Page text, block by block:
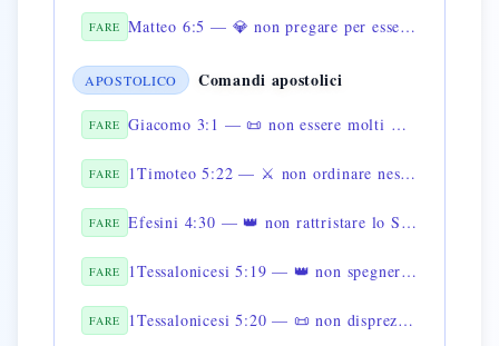
FARE Matteo 6:5 — 💎 non pregare per essere visto
APOSTOLICO Comandi apostolici
FARE Giacomo 3:1 — 📜 non essere molti maestri
FARE 1Timoteo 5:22 — ⚔️ non ordinare nessuno in fretta
FARE Efesini 4:30 — 👑 non rattristare lo Spirito Santo
FARE 1Tessalonicesi 5:19 — 👑 non spegnere lo Spirito
FARE 1Tessalonicesi 5:20 — 📜 non disprezzare le profezie